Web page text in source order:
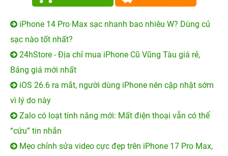
iPhone 14 Pro Max sạc nhanh bao nhiêu W? Dùng củ
sạc nào tốt nhất?
24hStore - Địa chỉ mua iPhone Cũ Vũng Tàu giá rẻ,
Bảng giá mới nhất
iOS 26.6 ra mắt, người dùng iPhone nên cập nhật sớm
vì lý do này
Zalo có loạt tính năng mới: Mất điện thoại vẫn có thể
“cứu” tin nhắn
Mẹo chỉnh sửa video cực đẹp trên iPhone 17 Pro Max,